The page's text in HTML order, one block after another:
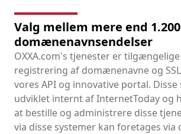
Valg mellem mere end 1.200
domænenavnsendelser
OXXA.com's tjenester er
registrering af domænenavne og
vores API og innovative portal.
udviklet internt af InternetToday og
at bestille og administrere disse
via disse systemer kan foretages via